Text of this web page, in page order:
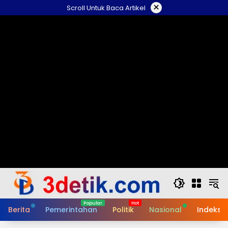
to
Scroll Untuk Baca Artikel ×
Berita Pemerintahan Politik Nasional Indeks